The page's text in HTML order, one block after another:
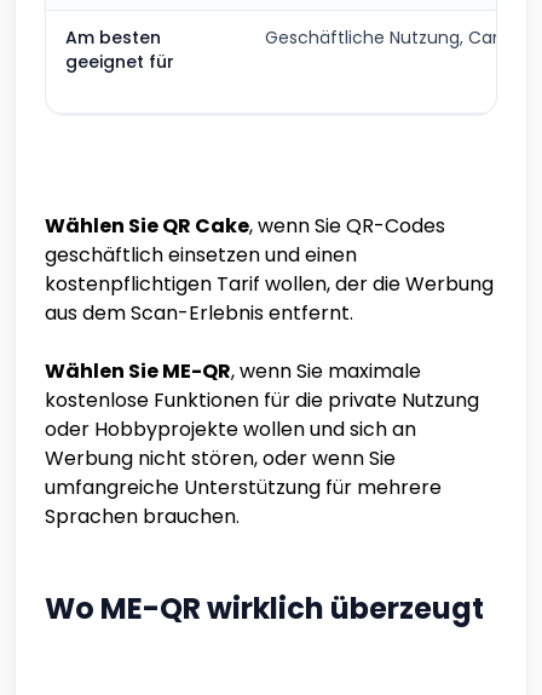
Am besten
geeignet für
Geschäftliche Nutzung, Canva-
Wählen Sie QR Cake, wenn Sie QR-Codes
geschäftlich einsetzen und einen
kostenpflichtigen Tarif wollen, der die Werbung
aus dem Scan-Erlebnis entfernt.
Wählen Sie ME-QR, wenn Sie maximale
kostenlose Funktionen für die private Nutzung
oder Hobbyprojekte wollen und sich an
Werbung nicht stören, oder wenn Sie
umfangreiche Unterstützung für mehrere
Sprachen brauchen.
Wo ME-QR wirklich überzeugt